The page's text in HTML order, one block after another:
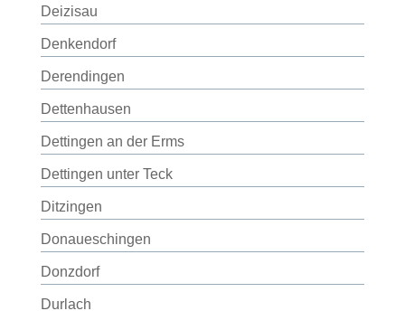
Deizisau
Denkendorf
Derendingen
Dettenhausen
Dettingen an der Erms
Dettingen unter Teck
Ditzingen
Donaueschingen
Donzdorf
Durlach